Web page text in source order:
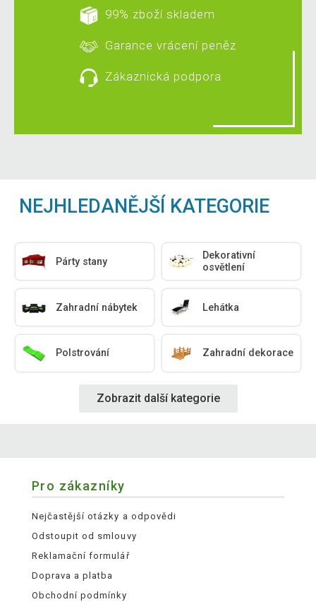
99% zboží skladem
Garance vrácení peněz
Zákaznická podpora
NEJHLEDANĚJŠÍ KATEGORIE
Párty stany
Dekorativní
osvětlení
Zahradní nábytek Lehátka
Polstrování Zahradní dekorace
Zobrazit další kategorie
Pro zákazníky
Nejčastější otázky a odpovědi
Odstoupit od smlouvy
Reklamační formulář
Doprava a platba
Obchodní podmínky